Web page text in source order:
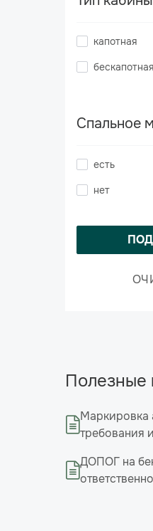
капотная
бескапотная
Спальное
есть
нет
Полезные
Маркировка
требования
ДОПОГ на